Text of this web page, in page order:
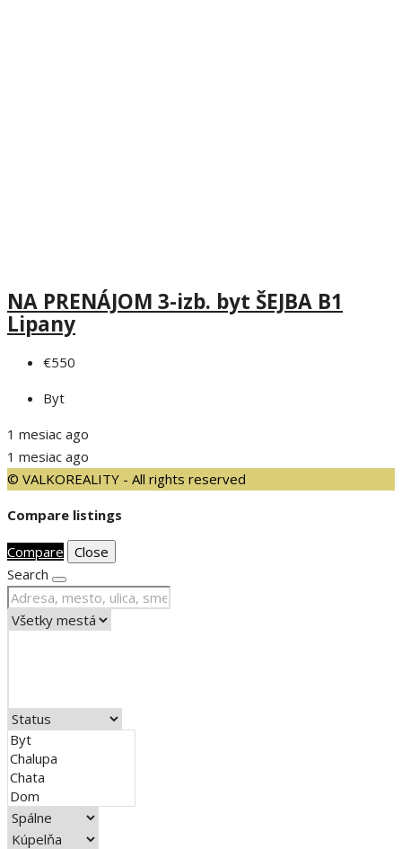
NA PRENÁJOM 3-izb. byt ŠEJBA B1
Lipany
€550
Byt
1 mesiac ago
1 mesiac ago
© VALKOREALITY - All rights reserved
Compare listings
Compare
Close
Search